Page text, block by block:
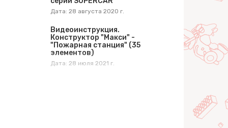
Дата: 28 августа 2020 г.
Видеоинструкция.
Конструктор "Макси" -
"Пожарная станция" (35
элементов)
Дата: 28 июля 2021 г.